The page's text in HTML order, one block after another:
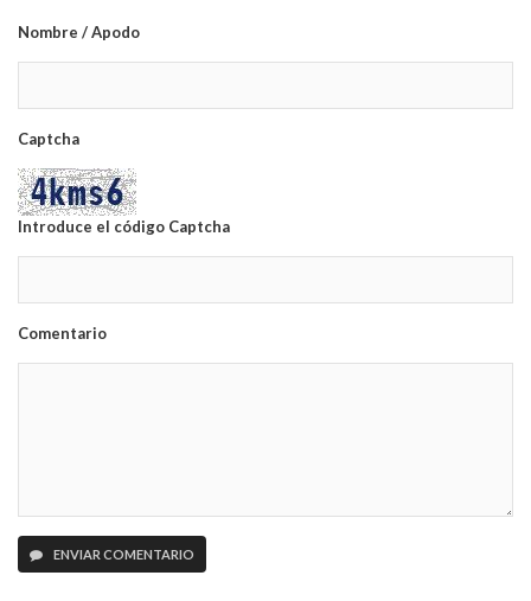
Nombre / Apodo
Captcha
Introduce el código Captcha
Comentario
ENVIAR COMENTARIO